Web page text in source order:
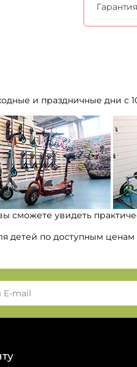
и праздничные дни с
сможете увидеть
детей по доступным